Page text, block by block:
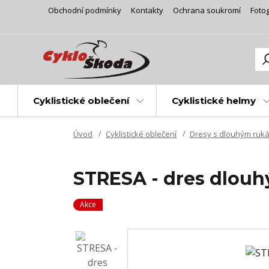
Obchodní podmínky Kontakty Ochrana soukromí
Cyklistické oblečení Cyklistické helmy
Úvod Cyklistické oblečení Dresy s dlouhým
STRESA - dres
Akce